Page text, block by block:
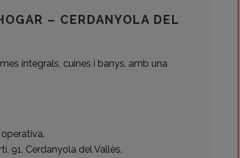
– CERDANYOLA DEL
integrals, cuines i banys, amb una
91, Cerdanyola del Vallès.